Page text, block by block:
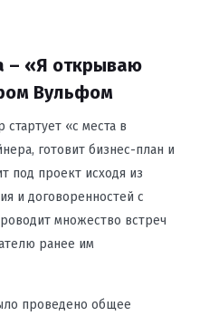
– «Я открываю
Вульфом
«с места в
готовит бизнес-план и
под проект исходя из
и договоренностей с
множество встреч
ранее им
проведено общее